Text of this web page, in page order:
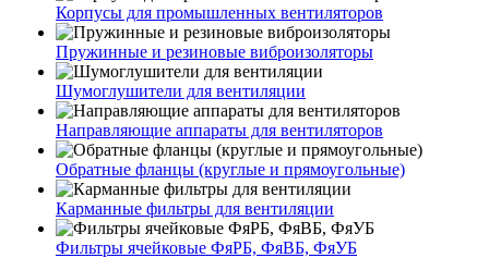
Корпусы для промышленных вентиляторов
Пружинные и резиновые виброизоляторы
Шумоглушители для вентиляции
Направляющие аппараты для вентиляторов
Обратные фланцы (круглые и прямоугольные)
Карманные фильтры для вентиляции
Фильтры ячейковые ФяРБ, ФяВБ, ФяУБ